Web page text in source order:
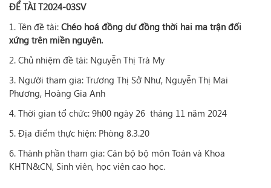
ĐỂ TÀI T2024-03SV
1. Tên đề tài: Chéo hoá đồng dư đồng thời hai ma trận đối
xứng trên miền nguyên.
2. Chủ nhiệm đề tài: Nguyễn Thị Trà My
3. Người tham gia: Trương Thị Sở Như, Nguyễn Thị Mai
Phương, Hoàng Gia Anh
4. Thời gian tổ chức: 9h00 ngày 26 tháng 11 năm 2024
5. Địa điểm thực hiện: Phòng 8.3.20
6. Thành phần tham gia: Cán bộ bộ môn Toán và Khoa
KHTN&CN, Sinh viên, học viên cao học.